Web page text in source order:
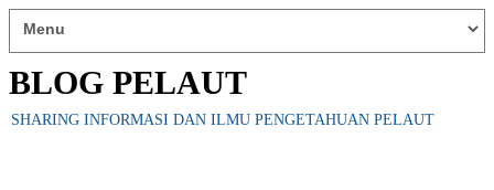
BLOG PELAUT
SHARING INFORMASI DAN ILMU PENGETAHUAN PELAUT